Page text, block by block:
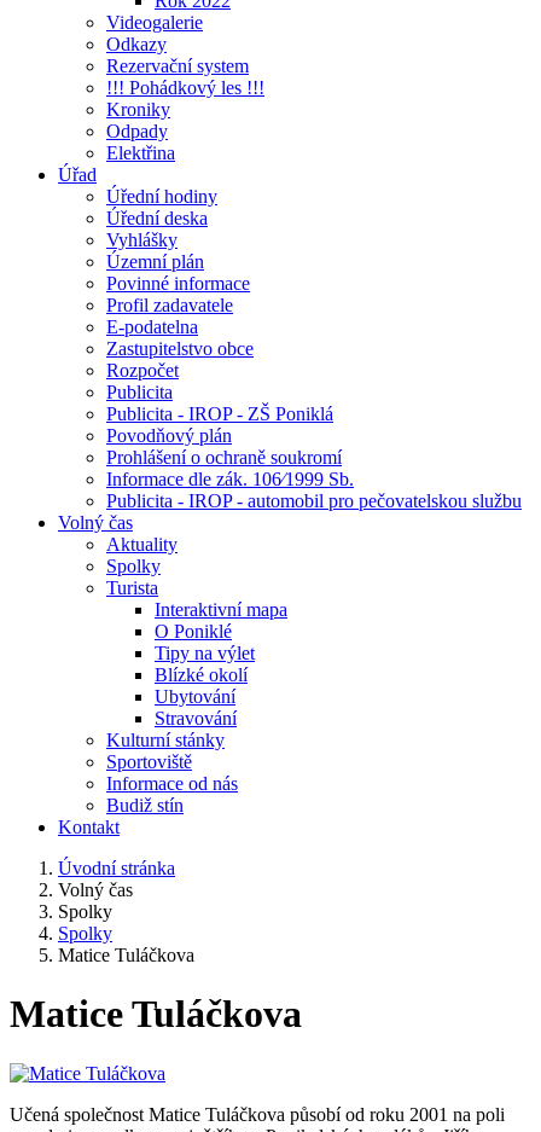
Videogalerie
Odkazy
Rezervační system
!!! Pohádkový les !!!
Kroniky
Odpady
Elektřina
Úřad
Úřední hodiny
Úřední deska
Vyhlášky
Územní plán
Povinné informace
Profil zadavatele
E-podatelna
Zastupitelstvo obce
Rozpočet
Publicita
Publicita - IROP - ZŠ Poniklá
Povodňový plán
Prohlášení o ochraně soukromí
Informace dle zák. 106⁄1999 Sb.
Publicita - IROP - automobil pro pečovatelskou službu
Volný čas
Aktuality
Spolky
Turista
Interaktivní mapa
O Poniklé
Tipy na výlet
Blízké okolí
Ubytování
Stravování
Kulturní stánky
Sportoviště
Informace od nás
Budiž stín
Kontakt
Úvodní stránka
Volný čas
Spolky
Spolky
Matice Tuláčkova
Matice Tuláčkova
Učená společnost Matice Tuláčkova působí od roku 2001 na poli